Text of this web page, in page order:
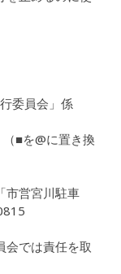
委員会」係
■を@に置き換
市営宮川駐車
会では責任を取